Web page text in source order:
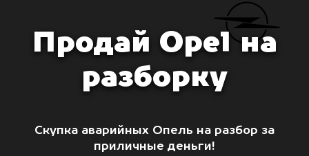
Продай Opel на
разборку
Скупка аварийных Опель на разбор за
приличные деньги!